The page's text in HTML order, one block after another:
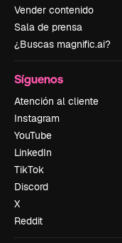
Vender contenido
Sala de prensa
¿Buscas magnific.ai?
Síguenos
Atención al cliente
Instagram
YouTube
LinkedIn
TikTok
Discord
X
Reddit